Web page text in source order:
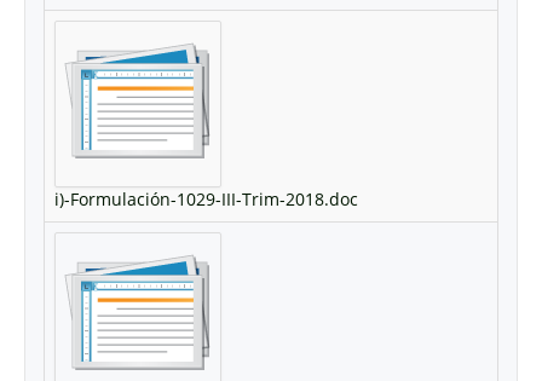
i)-Formulación-1029-III-Trim-2018.doc